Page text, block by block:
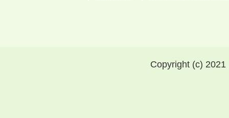
Copyright (c)